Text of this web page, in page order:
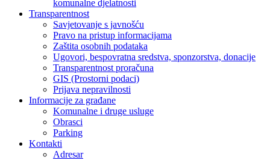
komunalne djelatnosti
Transparentnost
Savjetovanje s javnošću
Pravo na pristup informacijama
Zaštita osobnih podataka
Ugovori, bespovratna sredstva, sponzorstva, donacije
Transparentnost proračuna
GIS (Prostorni podaci)
Prijava nepravilnosti
Informacije za građane
Komunalne i druge usluge
Obrasci
Parking
Kontakti
Adresar